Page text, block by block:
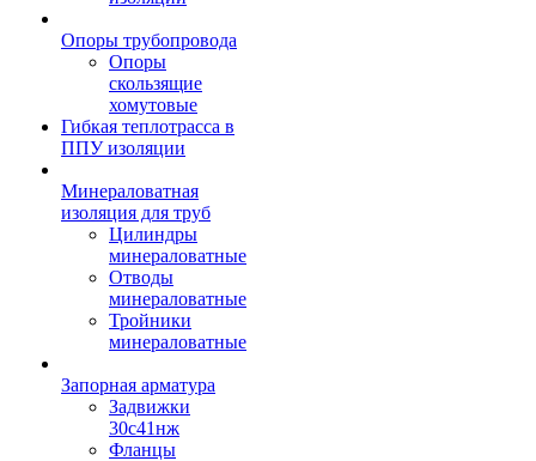
Опоры трубопровода
Опоры
скользящие
хомутовые
Гибкая теплотрасса в
ППУ изоляции
Минераловатная
изоляция для труб
Цилиндры
минераловатные
Отводы
минераловатные
Тройники
минераловатные
Запорная арматура
Задвижки
30с41нж
Фланцы